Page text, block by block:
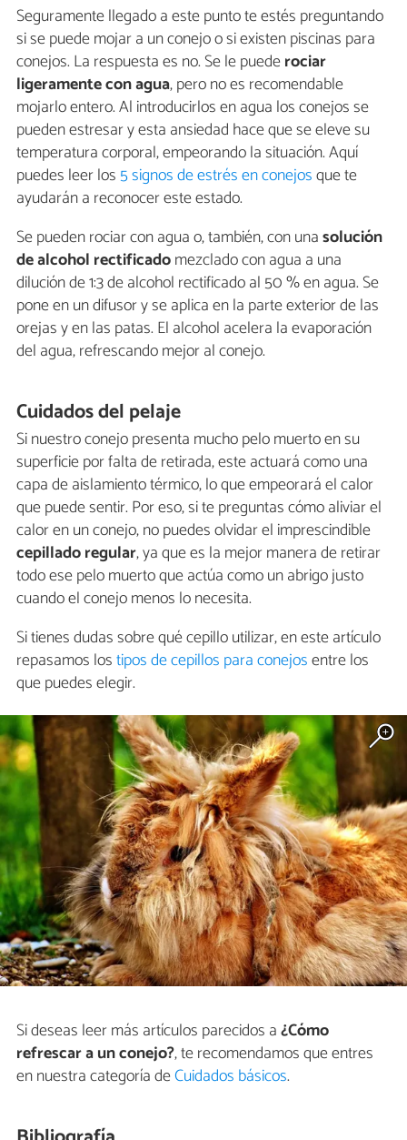
Seguramente llegado a este punto te estés preguntando
si se puede mojar a un conejo o si existen piscinas para
conejos. La respuesta es no. Se le puederociar
ligeramente con agua, pero no es recomendable
mojarlo entero. Al introducirlos en agua los conejos se
pueden estresar y esta ansiedad hace que se eleve su
temperatura corporal, empeorando la situación. Aquí
puedes leer los5 signos de estrés en conejosque te
ayudarán a reconocer este estado.
Se pueden rociar con agua o, también, con unasolución
de alcohol rectificadomezclado con agua a una
dilución de 1:3 de alcohol rectificado al 50 % en agua. Se
pone en un difusor y se aplica en la parte exterior de las
orejas y en las patas. El alcohol acelera la evaporación
del agua, refrescando mejor al conejo.
Cuidados del pelaje
Si nuestro conejo presenta mucho pelo muerto en su
superficie por falta de retirada, este actuará como una
capa de aislamiento térmico, lo que empeorará el calor
que puede sentir. Por eso, si te preguntas cómo aliviar el
calor en un conejo, no puedes olvidar el imprescindible
cepillado regular, ya que es la mejor manera de retirar
todo ese pelo muerto que actúa como un abrigo justo
cuando el conejo menos lo necesita.
Si tienes dudas sobre qué cepillo utilizar, en este artículo
repasamos lostipos de cepillos para conejosentre los
que puedes elegir.
Si deseas leer más artículos parecidos a¿Cómo
refrescar a un conejo?, te recomendamos que entres
en nuestra categoría deCuidados básicos.